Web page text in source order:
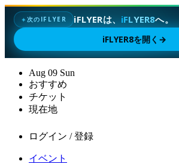
✦次のIFLYER iFLYERは、 iFLYER8へ。
iFLYER8を開く →
Aug 09 Sun
おすすめ
チケット
現在地
ログイン / 登録
イベント